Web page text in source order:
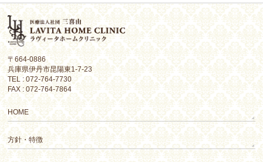
〒664-0886
兵庫県伊丹市昆陽東1-7-23
TEL : 072-764-7730
FAX : 072-764-7864
HOME
方針・特徴